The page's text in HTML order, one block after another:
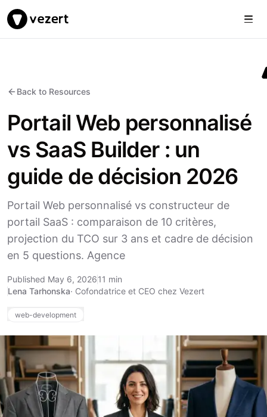
Vezert
Back to Resources
Portail Web personnalisé
vs SaaS Builder : un
guide de décision 2026
Portail Web personnalisé vs constructeur de
portail SaaS : comparaison de 10 critères,
projection du TCO sur 3 ans et cadre de décision
en 5 questions. Agence
Published May 6, 202611 min
Lena Tarhonska· Cofondatrice et CEO chez Vezert
web-development